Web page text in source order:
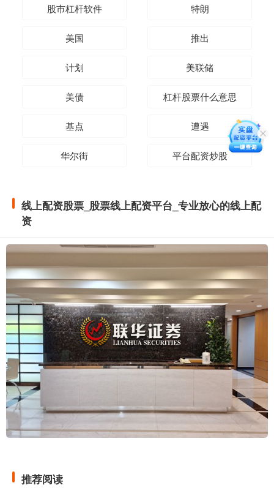
股市杠杆软件 特朗
美国 推出
计划 美联储
美债 杠杆股票什么意思
基点 遭遇
华尔街 平台配资炒股
线上配资股票_股票线上配资平台_专业放心的线上配
资
推荐阅读